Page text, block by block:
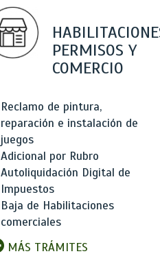
PERMISOS Y
COMERCIO
Reclamo de pintura,
reparación e instalación de
juegos
Adicional por Rubro
Autoliquidación Digital de
Impuestos
Baja de Habilitaciones
comerciales
MÁS TRÁMITES